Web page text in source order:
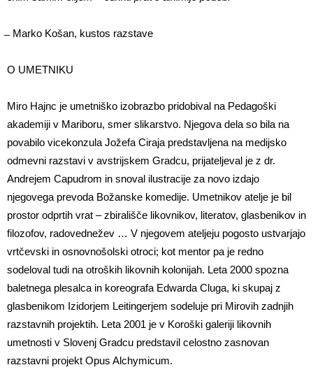
̶ Marko Košan, kustos razstave
O UMETNIKU
Miro Hajnc je umetniško izobrazbo pridobival na Pedagoški
akademiji v Mariboru, smer slikarstvo. Njegova dela so bila na
povabilo vicekonzula Jožefa Ciraja predstavljena na medijsko
odmevni razstavi v avstrijskem Gradcu, prijateljeval je z dr.
Andrejem Capudrom in snoval ilustracije za novo izdajo
njegovega prevoda Božanske komedije. Umetnikov atelje je bil
prostor odprtih vrat – zbirališče likovnikov, literatov, glasbenikov in
filozofov, radovednežev … V njegovem ateljeju pogosto ustvarjajo
vrtčevski in osnovnošolski otroci; kot mentor pa je redno
sodeloval tudi na otroških likovnih kolonijah. Leta 2000 spozna
baletnega plesalca in koreografa Edwarda Cluga, ki skupaj z
glasbenikom Izidorjem Leitingerjem sodeluje pri Mirovih zadnjih
razstavnih projektih. Leta 2001 je v Koroški galeriji likovnih
umetnosti v Slovenj Gradcu predstavil celostno zasnovan
razstavni projekt Opus Alchymicum.